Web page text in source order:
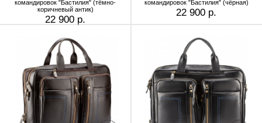
командировок "Бастилия" (тёмно-
коричневый антик)
22 900 р.
командировок "Бастилия" (чёрная)
22 900 р.